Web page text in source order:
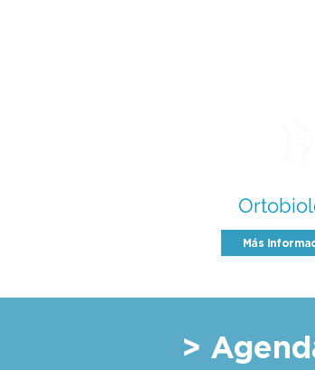
Más
>